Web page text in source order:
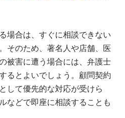
場合は、すぐに相談できない
そのため、著名人や店舗、医
被害に遭う場合には、弁護士
るとよいでしょう。顧問契約
して優先的な対応が受けら
などで即座に相談することも